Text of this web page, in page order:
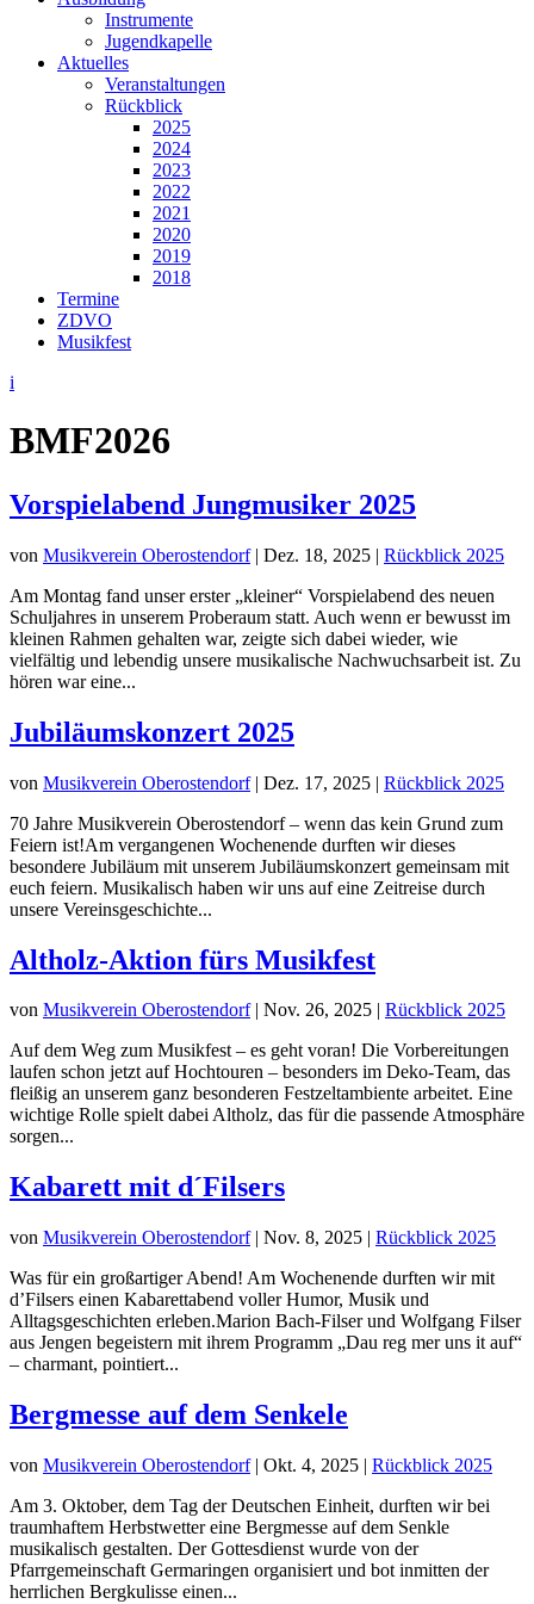
Instrumente
Jugendkapelle
Aktuelles
Veranstaltungen
Rückblick
2025
2024
2023
2022
2021
2020
2019
2018
Termine
ZDVO
Musikfest
i
BMF2026
Vorspielabend Jungmusiker 2025
von Musikverein Oberostendorf| Dez. 18, 2025 | Rückblick 2025
Am Montag fand unser erster „kleiner“ Vorspielabend des neuen
Schuljahres in unserem Proberaum statt. Auch wenn er bewusst im
kleinen Rahmen gehalten war, zeigte sich dabei wieder, wie
vielfältig und lebendig unsere musikalische Nachwuchsarbeit ist. Zu
hören war eine...
Jubiläumskonzert 2025
von Musikverein Oberostendorf| Dez. 17, 2025 | Rückblick 2025
70 Jahre Musikverein Oberostendorf – wenn das kein Grund zum
Feiern ist!Am vergangenen Wochenende durften wir dieses
besondere Jubiläum mit unserem Jubiläumskonzert gemeinsam mit
euch feiern. Musikalisch haben wir uns auf eine Zeitreise durch
unsere Vereinsgeschichte...
Altholz-Aktion fürs Musikfest
von Musikverein Oberostendorf| Nov. 26, 2025 | Rückblick 2025
Auf dem Weg zum Musikfest – es geht voran! Die Vorbereitungen
laufen schon jetzt auf Hochtouren – besonders im Deko-Team, das
fleißig an unserem ganz besonderen Festzeltambiente arbeitet. Eine
wichtige Rolle spielt dabei Altholz, das für die passende Atmosphäre
sorgen...
Kabarett mit d´Filsers
von Musikverein Oberostendorf| Nov. 8, 2025 | Rückblick 2025
Was für ein großartiger Abend! Am Wochenende durften wir mit
d’Filsers einen Kabarettabend voller Humor, Musik und
Alltagsgeschichten erleben.Marion Bach-Filser und Wolfgang Filser
aus Jengen begeistern mit ihrem Programm „Dau reg mer uns it auf“
– charmant, pointiert...
Bergmesse auf dem Senkele
von Musikverein Oberostendorf| Okt. 4, 2025 | Rückblick 2025
Am 3. Oktober, dem Tag der Deutschen Einheit, durften wir bei
traumhaftem Herbstwetter eine Bergmesse auf dem Senkle
musikalisch gestalten. Der Gottesdienst wurde von der
Pfarrgemeinschaft Germaringen organisiert und bot inmitten der
herrlichen Bergkulisse einen...